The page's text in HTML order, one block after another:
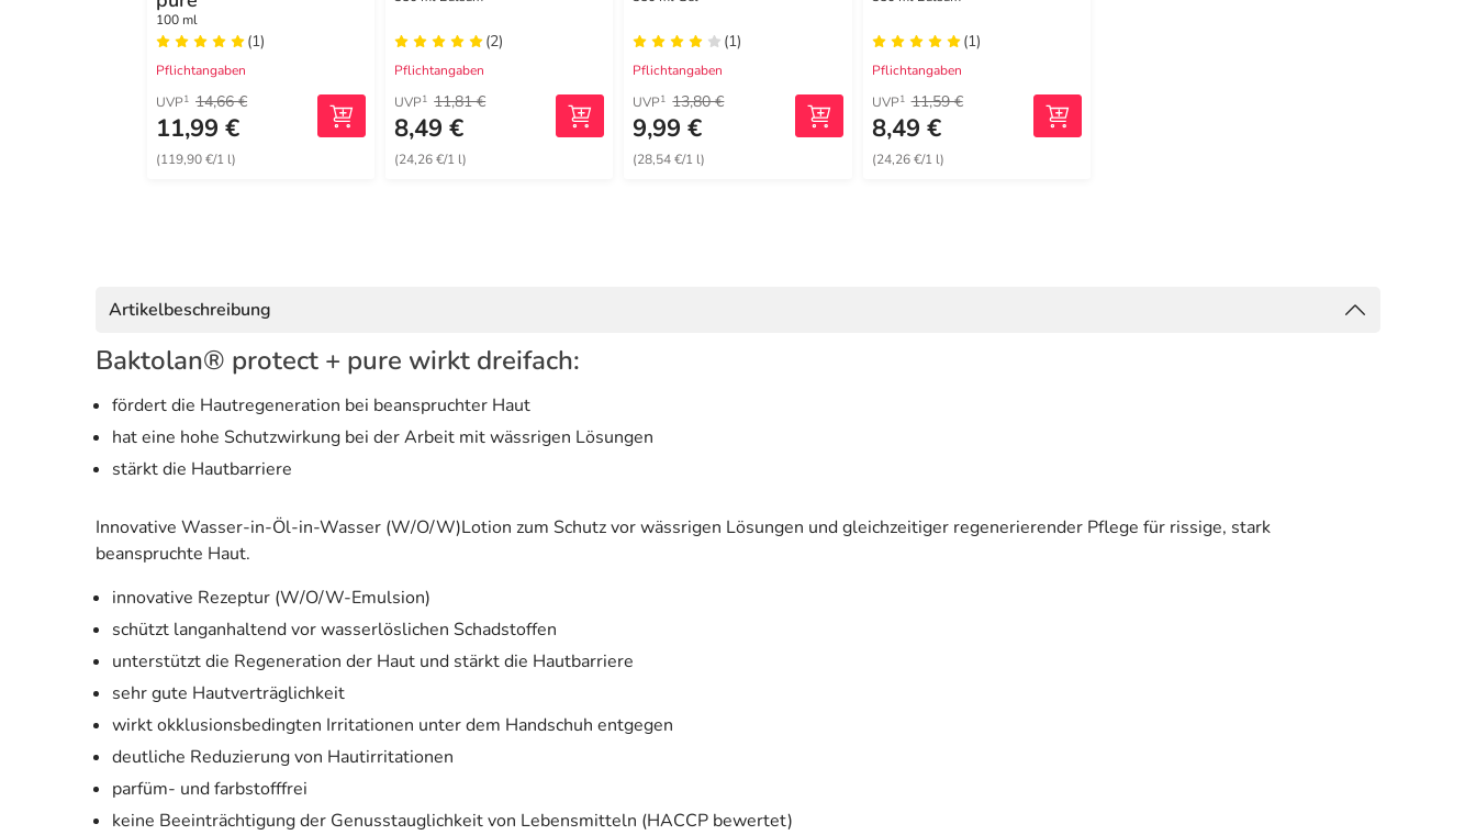
100 ml
(1)
Pflichtangaben
UVP1 14,66 €
11,99 €
(119,90 €/1 l)
(2)
Pflichtangaben
UVP1 11,81 €
8,49 €
(24,26 €/1 l)
(1)
Pflichtangaben
UVP1 13,80 €
9,99 €
(28,54 €/1 l)
(1)
Pflichtangaben
UVP1 11,59 €
8,49 €
(24,26 €/1 l)
Artikelbeschreibung
Baktolan® protect + pure wirkt dreifach:
fördert die Hautregeneration bei beanspruchter Haut
hat eine hohe Schutzwirkung bei der Arbeit mit wässrigen Lösungen
stärkt die Hautbarriere
Innovative Wasser-in-Öl-in-Wasser (W/O/W)Lotion zum Schutz vor wässrigen Lösungen und gleichzeitiger regenerierender Pflege für rissige, stark
beanspruchte Haut.
innovative Rezeptur (W/O/W-Emulsion)
schützt langanhaltend vor wasserlöslichen Schadstoffen
unterstützt die Regeneration der Haut und stärkt die Hautbarriere
sehr gute Hautverträglichkeit
wirkt okklusionsbedingten Irritationen unter dem Handschuh entgegen
deutliche Reduzierung von Hautirritationen
parfüm- und farbstofffrei
keine Beeinträchtigung der Genusstauglichkeit von Lebensmitteln (HACCP bewertet)